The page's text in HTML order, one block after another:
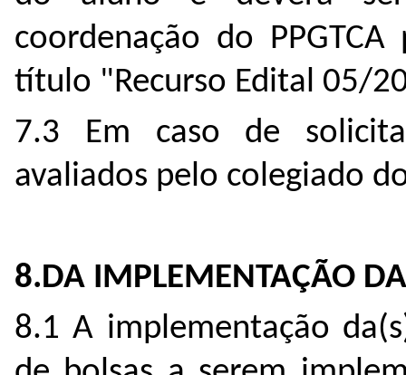
coordenação do
título "Recurso Edital 05/
7.3 Em caso de
avaliados pelo colegiado
8.DA IMPLEMENTAÇÃO
8.1 A implementação